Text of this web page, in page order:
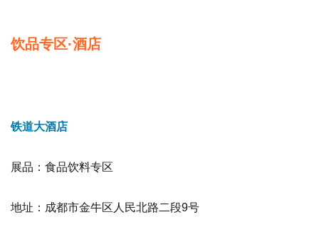
饮品专区·酒店
铁道大酒店
展品：食品饮料专区
地址：成都市金牛区人民北路二段9号